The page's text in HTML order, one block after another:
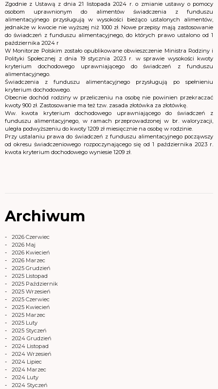
Zgodnie z Ustawą z dnia 21 listopada 2024 r. o zmianie ustawy o pomocy
osobom uprawnionym do alimentów świadczenia z funduszu
alimentacyjnego przysługują w wysokości bieżąco ustalonych alimentów,
jednakże w kwocie nie wyższej niż 1000 zł. Nowe przepisy mają zastosowanie
do świadczeń z funduszu alimentacyjnego, do których prawo ustalono od 1
października 2024 r
W Monitorze Polskim zostało opublikowane obwieszczenie Ministra Rodziny i
Polityki Społecznej z dnia 19 stycznia 2023 r. w sprawie wysokości kwoty
kryterium dochodowego uprawniającego do świadczeń z funduszu
alimentacyjnego.
Świadczenia z funduszu alimentacyjnego przysługują po spełnieniu
kryterium dochodowego.
Obecnie dochód rodziny w przeliczeniu na osobę nie powinien przekraczać
kwoty 900 zł. Zastosowanie ma też tzw. zasada złotówka za złotówkę.
Ww. kwota kryterium dochodowego uprawniającego do świadczeń z
funduszu alimentacyjnego, w ramach przeprowadzonej w br. waloryzacji,
uległa podwyższeniu do kwoty 1209 zł miesięcznie na osobę w rodzinie.
Przy ustalaniu prawa do świadczeń z funduszu alimentacyjnego począwszy
od okresu świadczeniowego rozpoczynającego się od 1 października 2023 r.
kwota kryterium dochodowego wyniesie 1209 zł.
Archiwum
2026 Czerwiec
2026 Maj
2026 Kwiecień
2026 Marzec
2025 Grudzień
2025 Listopad
2025 Październik
2025 Wrzesień
2025 Czerwiec
2025 Kwiecień
2025 Marzec
2025 Luty
2025 Styczeń
2024 Grudzień
2024 Listopad
2024 Wrzesień
2024 Lipiec
2024 Marzec
2024 Luty
2024 Styczeń